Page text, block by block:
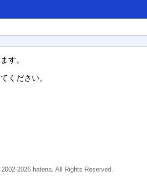
す。
ください。
2026 hatena. All Rights Reserved.